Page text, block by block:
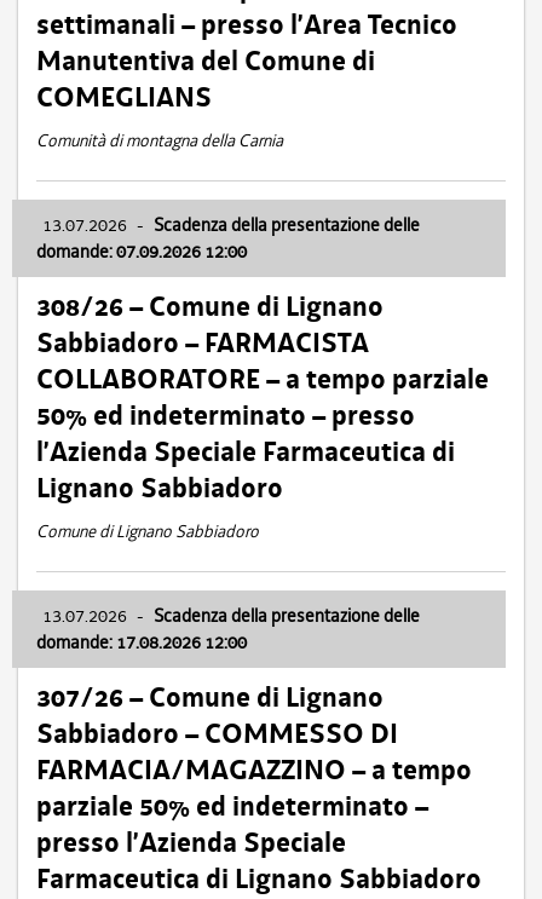
settimanali – presso l’Area Tecnico
Manutentiva del Comune di
COMEGLIANS
Comunità di montagna della Carnia
13.07.2026 - Scadenza della presentazione delle
domande: 07.09.2026 12:00
308/26 – Comune di Lignano
Sabbiadoro – FARMACISTA
COLLABORATORE – a tempo parziale
50% ed indeterminato – presso
l’Azienda Speciale Farmaceutica di
Lignano Sabbiadoro
Comune di Lignano Sabbiadoro
13.07.2026 - Scadenza della presentazione delle
domande: 17.08.2026 12:00
307/26 – Comune di Lignano
Sabbiadoro – COMMESSO DI
FARMACIA/MAGAZZINO – a tempo
parziale 50% ed indeterminato –
presso l’Azienda Speciale
Farmaceutica di Lignano Sabbiadoro